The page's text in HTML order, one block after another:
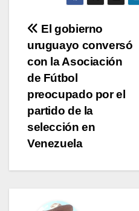
Navegación
de
entradas
El gobierno
uruguayo conversó
con la Asociación
de Fútbol
preocupado por el
partido de la
selección en
Venezuela